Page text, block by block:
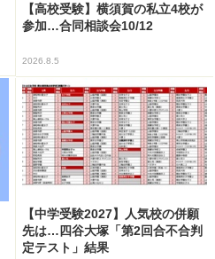
【高校受験】横須賀の私立4校が
参加…合同相談会10/12
2026.8.5
【中学受験2027】人気校の併願
先は…四谷大塚「第2回合不合判
定テスト」結果